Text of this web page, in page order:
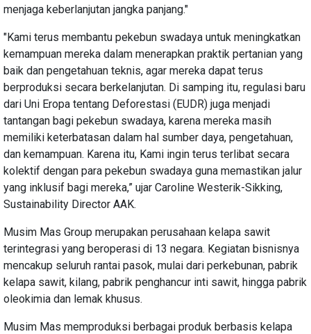
menjaga keberlanjutan jangka panjang."
"Kami terus membantu pekebun swadaya untuk meningkatkan
kemampuan mereka dalam menerapkan praktik pertanian yang
baik dan pengetahuan teknis, agar mereka dapat terus
berproduksi secara berkelanjutan. Di samping itu, regulasi baru
dari Uni Eropa tentang Deforestasi (EUDR) juga menjadi
tantangan bagi pekebun swadaya, karena mereka masih
memiliki keterbatasan dalam hal sumber daya, pengetahuan,
dan kemampuan. Karena itu, Kami ingin terus terlibat secara
kolektif dengan para pekebun swadaya guna memastikan jalur
yang inklusif bagi mereka,” ujar Caroline Westerik-Sikking,
Sustainability Director AAK.
Musim Mas Group merupakan perusahaan kelapa sawit
terintegrasi yang beroperasi di 13 negara. Kegiatan bisnisnya
mencakup seluruh rantai pasok, mulai dari perkebunan, pabrik
kelapa sawit, kilang, pabrik penghancur inti sawit, hingga pabrik
oleokimia dan lemak khusus.
Musim Mas memproduksi berbagai produk berbasis kelapa